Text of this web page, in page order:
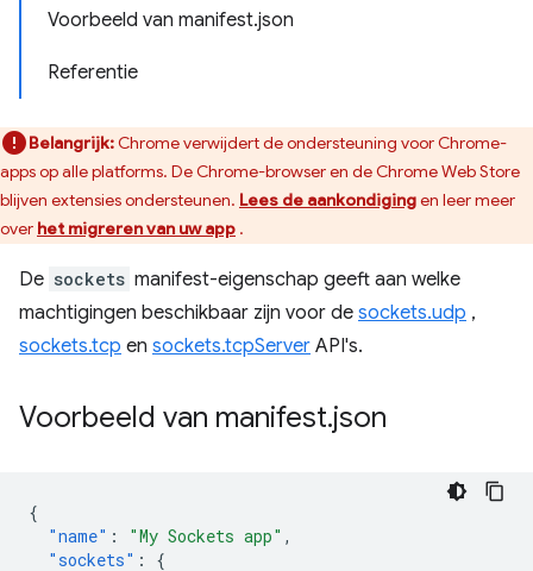
Voorbeeld van manifest.json
Referentie
Belangrijk:Chrome verwijdert de ondersteuning voor Chrome-
apps op alle platforms. De Chrome-browser en de Chrome Web Store
blijven extensies ondersteunen. Lees de aankondigingen leer meer
over het migreren van uw app .
De sockets manifest-eigenschap geeft aan welke
machtigingen beschikbaar zijn voor de sockets.udp ,
sockets.tcp en sockets.tcpServer API's.
Voorbeeld van manifest.json
{
"name" : "My Sockets app" ,
"sockets" :
{